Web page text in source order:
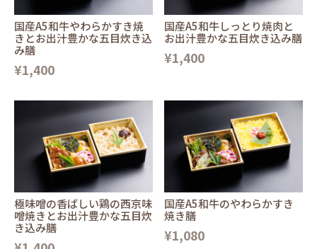
国産A5和牛やわらかすき焼
きとお出汁豊かな五目炊き込
み膳
¥1,400
国産A5和牛しっとり焼肉と
お出汁豊かな五目炊き込み膳
¥1,400
極味噌の香ばしい鶏の西京味
噌焼きとお出汁豊かな五目炊
き込み膳
国産A5和牛のやわらかすき
焼き膳
¥1,080